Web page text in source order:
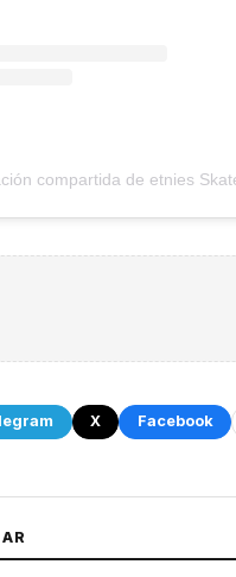
compartida de etnies
X Facebook